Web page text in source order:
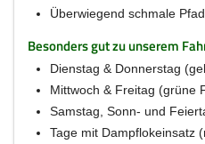
Überwiegend schmale
Besonders gut zu unserem
Dienstag & Donnerstag
Mittwoch & Freitag (grüne
Samstag, Sonn- und
Tage mit Dampflokeinsatz